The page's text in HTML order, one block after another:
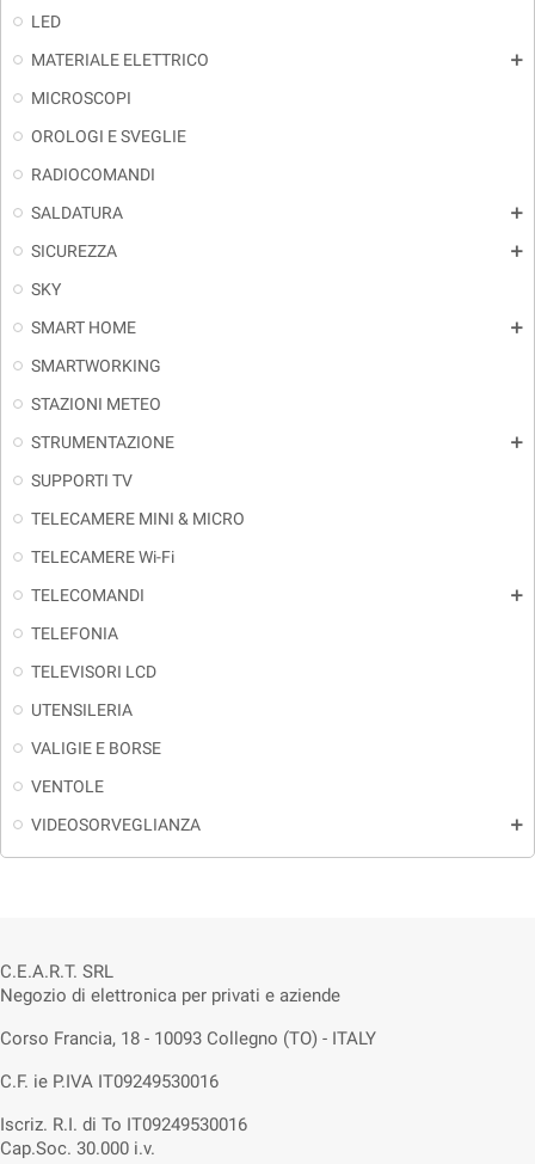
LED
MATERIALE ELETTRICO
add
MICROSCOPI
OROLOGI E SVEGLIE
RADIOCOMANDI
SALDATURA
add
SICUREZZA add
SKY
SMART HOME
add
SMARTWORKING
STAZIONI METEO
STRUMENTAZIONE
add
SUPPORTI TV
TELECAMERE MINI & MICRO
TELECAMERE Wi-Fi
TELECOMANDI
add
TELEFONIA
TELEVISORI LCD
UTENSILERIA
VALIGIE E BORSE
VENTOLE
VIDEOSORVEGLIANZA
add
C.E.A.R.T. SRL
Negozio di elettronica per privati e aziende
Corso Francia, 18 - 10093 Collegno (TO) - ITALY
C.F. ie P.IVA IT09249530016
Iscriz. R.I. di To IT09249530016
Cap.Soc. 30.000 i.v.